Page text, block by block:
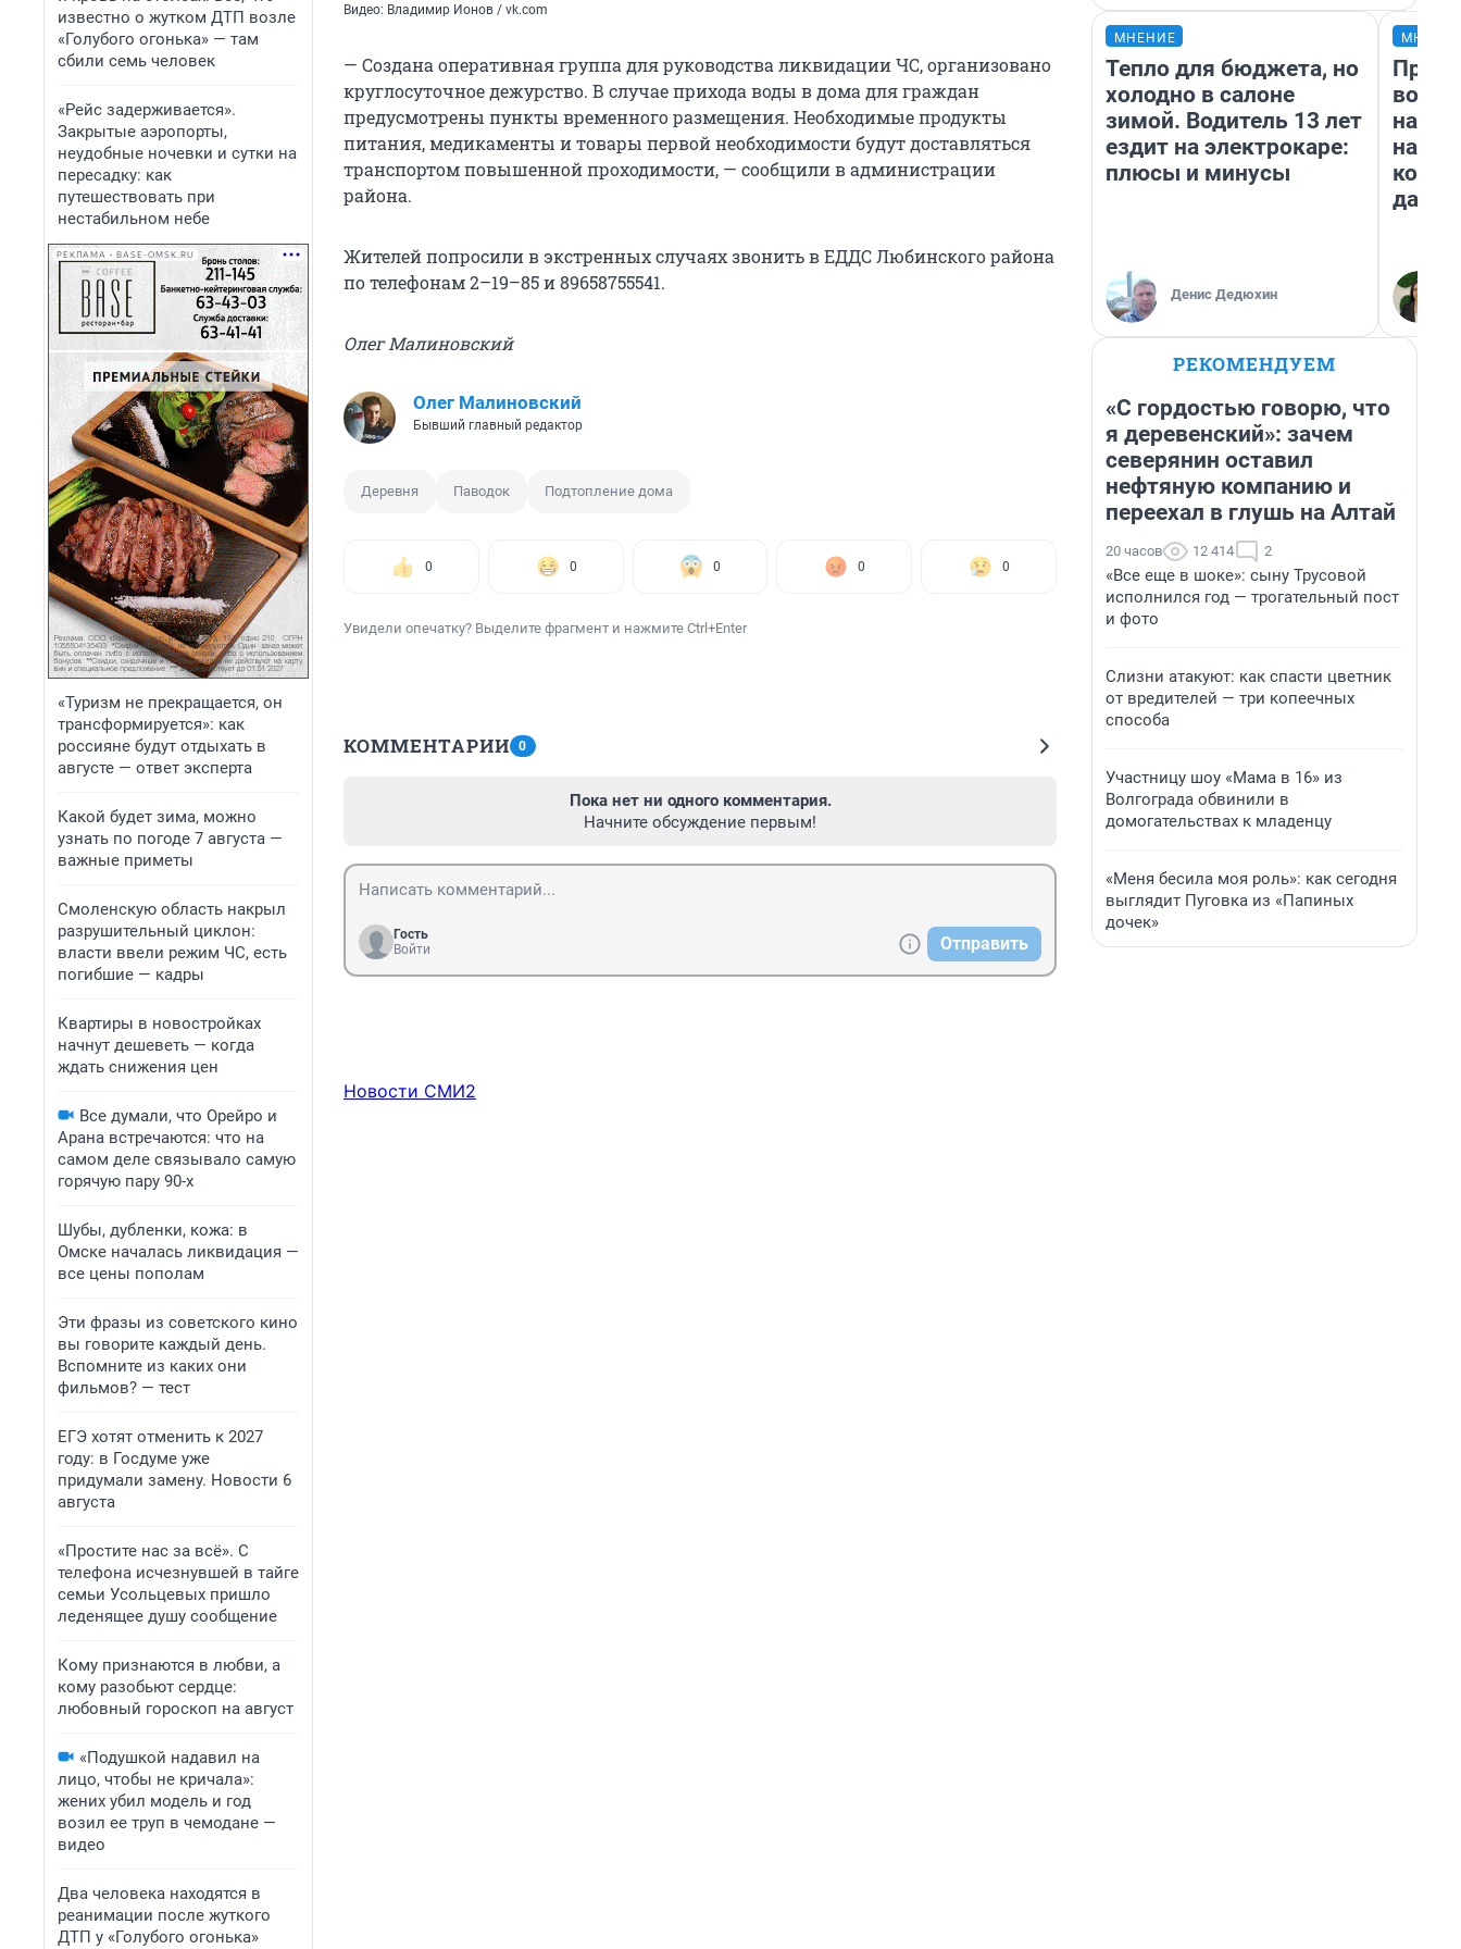
известно о жутком ДТП возле
«Голубого огонька» — там
сбили семь человек
«Рейс задерживается».
Закрытые аэропорты,
неудобные ночевки и сутки на
пересадку: как
путешествовать при
нестабильном небе
РЕКЛАМА • BASE-OMSK.RU
«Туризм не прекращается, он
трансформируется»: как
россияне будут отдыхать в
августе — ответ эксперта
Какой будет зима, можно
узнать по погоде 7 августа —
важные приметы
Смоленскую область накрыл
разрушительный циклон:
власти ввели режим ЧС, есть
погибшие — кадры
Квартиры в новостройках
начнут дешеветь — когда
ждать снижения цен
Все думали, что Орейро и
Арана встречаются: что на
самом деле связывало самую
горячую пару 90-х
Шубы, дубленки, кожа: в
Омске началась ликвидация —
все цены пополам
Эти фразы из советского кино
вы говорите каждый день.
Вспомните из каких они
фильмов? — тест
ЕГЭ хотят отменить к 2027
году: в Госдуме уже
придумали замену. Новости 6
августа
«Простите нас за всё». С
телефона исчезнувшей в тайге
семьи Усольцевых пришло
леденящее душу сообщение
Кому признаются в любви, а
кому разобьют сердце:
любовный гороскоп на август
«Подушкой надавил на
лицо, чтобы не кричала»:
жених убил модель и год
возил ее труп в чемодане —
видео
Два человека находятся в
реанимации после жуткого
ДТП у «Голубого огонька»
Видео: Владимир Ионов / vk.com
— Создана оперативная группа для руководства ликвидации ЧС, организовано
круглосуточное дежурство. В случае прихода воды в дома для граждан
предусмотрены пункты временного размещения. Необходимые продукты
питания, медикаменты и товары первой необходимости будут доставляться
транспортом повышенной проходимости, — сообщили в администрации
района.
Жителей попросили в экстренных случаях звонить в ЕДДС Любинского района
по телефонам 2–19–85 и 89658755541.
Олег Малиновский
Олег Малиновский
Бывший главный редактор
Деревня Паводок Подтопление дома
0 0 0 0 0
Увидели опечатку? Выделите фрагмент и нажмите Ctrl+Enter
КОММЕНТАРИИ 0
Пока нет ни одного комментария.
Начните обсуждение первым!
Гость
Войти
Отправить
Новости СМИ2
МНЕНИЕ
Тепло для бюджета, но
холодно в салоне
зимой. Водитель 13 лет
ездит на электрокаре:
плюсы и минусы
Денис Дедюхин
нам
даже
РЕКОМЕНДУЕМ
«С гордостью говорю, что
я деревенский»: зачем
северянин оставил
нефтяную компанию и
переехал в глушь на Алтай
20 часов 12 414 2
«Все еще в шоке»: сыну Трусовой
исполнился год — трогательный пост
и фото
Слизни атакуют: как спасти цветник
от вредителей — три копеечных
способа
Участницу шоу «Мама в 16» из
Волгограда обвинили в
домогательствах к младенцу
«Меня бесила моя роль»: как сегодня
выглядит Пуговка из «Папиных
дочек»